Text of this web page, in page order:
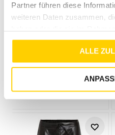
Partner führen diese
weiteren Daten zusammen,
gesammelt haben.
ALLE
VILEOA RW WIDE PANTS - NOOS BLACK